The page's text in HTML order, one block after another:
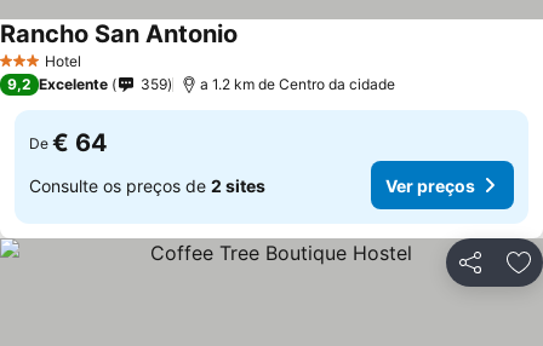
3 EstrelasHotel
Rancho San Antonio
9,2 Excelente 359 a 1.2 km de Centro da cidade
De € 64
Consulte os preços de 2 sites Ver preços
Partilhar